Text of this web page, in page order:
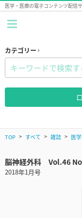
医学・医療の電子コンテンツ配信
カテゴリー
TOP すべて 雑誌 医学
脳神経外科 Vol.46
2018年1月号